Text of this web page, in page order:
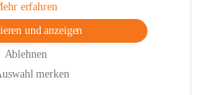
erfahren
und anzeigen
Ablehnen
merken